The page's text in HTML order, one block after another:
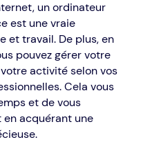
un ordinateur
est une vraie
et travail. De plus, en
pouvez gérer votre
activité selon vos
Cela vous
et de vous
acquérant une